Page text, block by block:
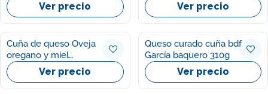
Ver precio Ver precio
Cuña de queso Oveja
oregano y miel
Vegasotuelamos 200g
Ver precio
Queso curado cuña bdf
García baquero 310g
Ver precio